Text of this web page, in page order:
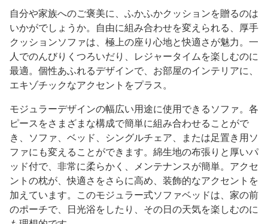
自分や家族へのご褒美に、ふかふかクッションを贈るのは
いかがでしょうか。自由に組み合わせを変えられる、厚手
クッションソファは、極上の座り心地と快適さが魅力。一
人でのんびりくつろいだり、レジャータイムを楽しむのに
最適。個性あふれるデザインで、お部屋のインテリアに、
エキゾチックなアクセントをプラス。
モジュラーデザインの幅広い用途に使用できるソファ。各
ピースをさまざまな構成で簡単に組み合わせることがで
き、ソファ、ベッド、シングルチェア、または足置き用ソ
ファにも変えることができます。綿生地の布張りと厚いパ
ッド付で、非常に柔らかく、メンテナンスが簡単。アクセ
ントの枕が、快適さをさらに高め、装飾的なアクセントを
加えています。このモジュラー式ソファベッドは、家の前
のポーチで、日光浴をしたり、その日の天気を楽しむのに